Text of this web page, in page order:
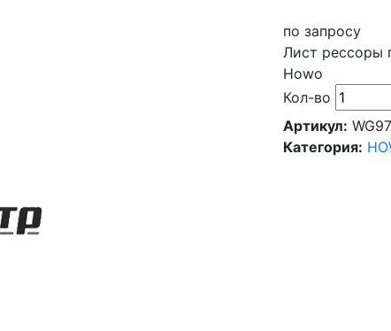
по запросу
Лист рессоры
Howo
Кол-во
Артикул:
Категория: